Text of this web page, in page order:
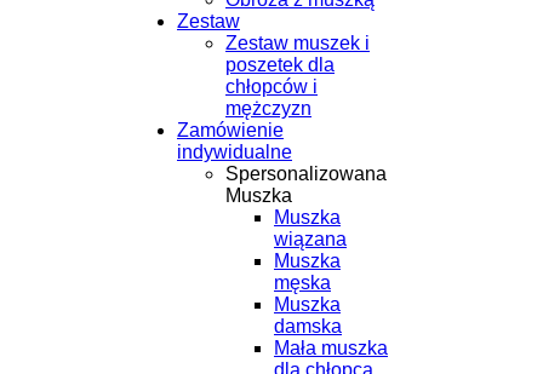
Zestaw
Zestaw muszek i
poszetek dla
chłopców i
mężczyzn
Zamówienie
indywidualne
Spersonalizowana
Muszka
Muszka
wiązana
Muszka
męska
Muszka
damska
Mała muszka
dla chłopca